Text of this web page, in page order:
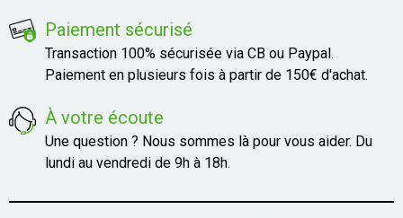
Paiement sécurisé
Transaction 100% sécurisée via CB ou Paypal.
Paiement en plusieurs fois à partir de 150€ d'achat.
À votre écoute
Une question ? Nous sommes là pour vous aider. Du
lundi au vendredi de 9h à 18h.